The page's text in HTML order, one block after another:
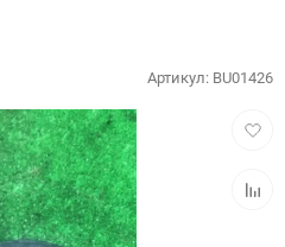
Артикул: BU01426